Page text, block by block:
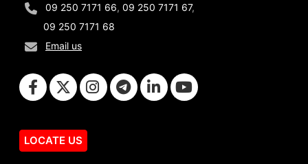
09 250 7171 66, 09 250 7171 67,
09 250 7171 68
Email us
LOCATE US